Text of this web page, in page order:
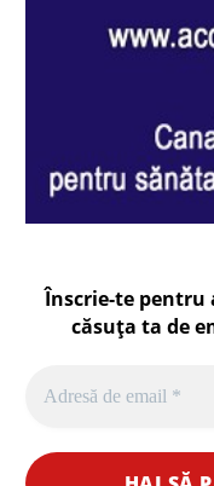
Înscrie-te
căsuța ta de